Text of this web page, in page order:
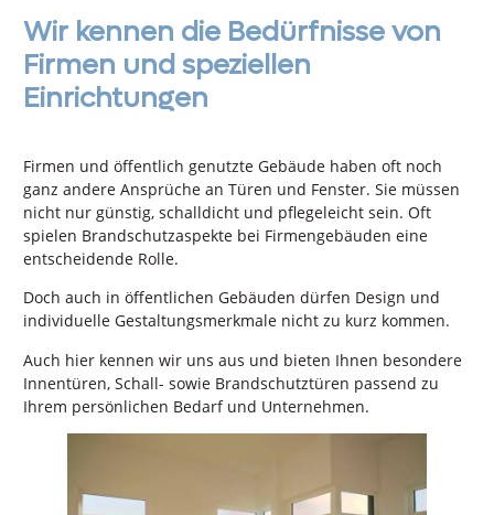
Wir kennen die Bedürfnisse von
Firmen und speziellen
Einrichtungen
Firmen und öffentlich genutzte Gebäude haben oft noch
ganz andere Ansprüche an Türen und Fenster. Sie müssen
nicht nur günstig, schalldicht und pflegeleicht sein. Oft
spielen Brandschutzaspekte bei Firmengebäuden eine
entscheidende Rolle.
Doch auch in öffentlichen Gebäuden dürfen Design und
individuelle Gestaltungsmerkmale nicht zu kurz kommen.
Auch hier kennen wir uns aus und bieten Ihnen besondere
Innentüren, Schall- sowie Brandschutztüren passend zu
Ihrem persönlichen Bedarf und Unternehmen.